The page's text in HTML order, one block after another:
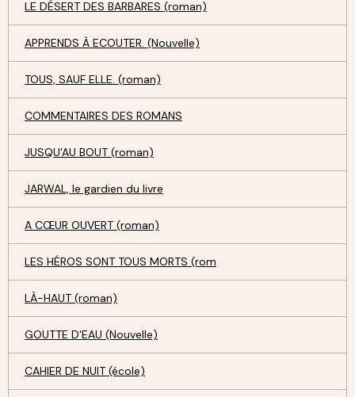
LE DÉSERT DES BARBARES (roman)
APPRENDS À ECOUTER. (Nouvelle)
TOUS, SAUF ELLE. (roman)
COMMENTAIRES DES ROMANS
JUSQU'AU BOUT (roman)
JARWAL, le gardien du livre
A CŒUR OUVERT (roman)
LES HÉROS SONT TOUS MORTS (rom
LÀ-HAUT (roman)
GOUTTE D'EAU (Nouvelle)
CAHIER DE NUIT (école)